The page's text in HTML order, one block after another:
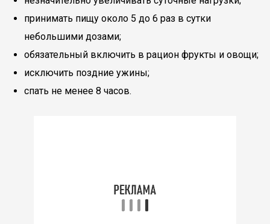
принимать пищу около 5 до 6 раз в сутки
небольшими дозами;
обязательный включить в рацион фрукты и овощи;
исключить поздние ужины;
спать не менее 8 часов.